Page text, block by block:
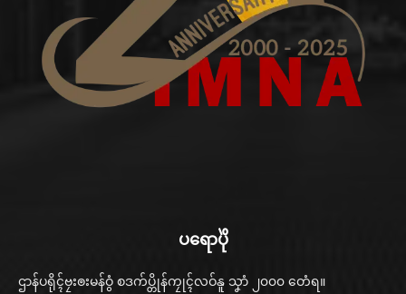
ပရောပိုဲ
ဌာန်ပရိုၚ်ဗၠးၜးမန်ဝွံ စဒက်ပ္တိုန်ကၠုၚ်လဝ်နူ သၞာံ ၂၀၀၀ တေံရ။